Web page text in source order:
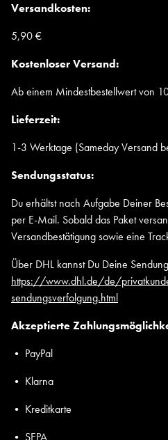
Versandkosten:
5,90 €
Kostenloser Versand:
Ab einem Mindestbestellwert von
Lieferzeit:
1-3 Werktage (Sameday Versand
Sendungsstatus:
Du erhältst nach Aufgabe Deiner
per E-Mail. Sobald das Paket
Versandbestätigung sowie eine
Über DHL kannst Du Deine
https://www.dhl.de/de/
sendungsverfolgung.html
Akzeptierte
• PayPal
• Klarna
• Kreditkarte
• SEPA